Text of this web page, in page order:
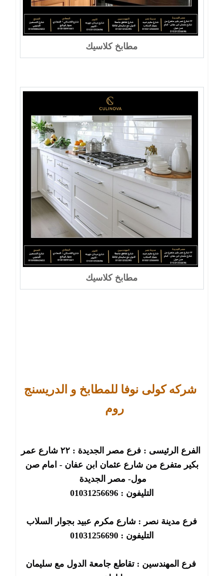
مطابخ كلاسيك
مطابخ كلاسيك
شركه كولى نوفا للمطابخ و الدريسنج
روم
الفرع الرئيسى : فرع مصر الجديدة : ٢٢ شارع عمر
بكير متفرع من شارع عثمان ابن عفان - امام صن
مول- مصر الجديدة
التليفون : 01031256696
فرع مدينة نصر : شارع مكرم عبيد بجوار السلاب
التليفون : 01031256690
فرع المهندسين : تقاطع جامعة الدول مع سليمان